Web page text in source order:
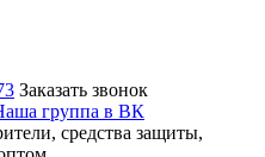
Заказать звонок
средства защиты,